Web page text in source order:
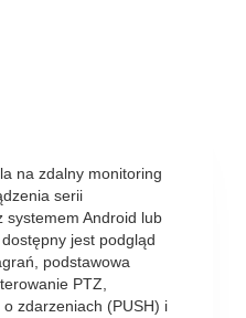
na zdalny monitoring
serii
systemem Android lub
jest podgląd
podstawowa
PTZ,
zdarzeniach (PUSH) i